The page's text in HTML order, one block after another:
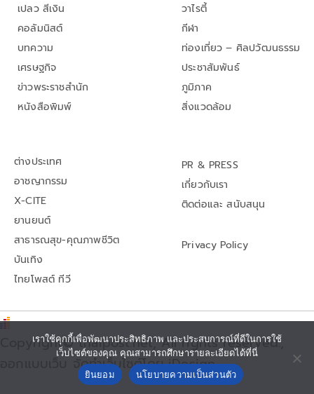
เปลว สีเงิน
คอลัมนิสต์
บทความ
เศรษฐกิจ
ข่าวพระราชสำนัก
หนังสือพิมพ์
วาไรตี้
กีฬา
ท่องเที่ยว – ศิลปวัฒนธรรม
ประชาสัมพันธ์
ภูมิภาค
สิ่งแวดล้อม
ต่างประเทศ
อาชญากรรม
X-CITE
ยานยนต์
สาธารณสุข-คุณภาพชีวิต
บันเทิง
ไทยโพสต์ ทีวี
PR & PRESS
เกี่ยวกับเรา
ติดต่อและ สนับสนุน
Privacy Policy
Copyright© thaipost.net, All rights reserved.,
ออกแบบเว็บ จัดทำเว็บไซต์โดย iDesign
เราใช้คุกกี้เพื่อพัฒนาประสิทธิภาพ และประสบการณ์ที่ดีในการใช้
เว็บไซต์ของคุณ คุณสามารถศึกษารายละเอียดได้ที่นี่
ยินยอม
นโยบายความเป็นส่วนตัว